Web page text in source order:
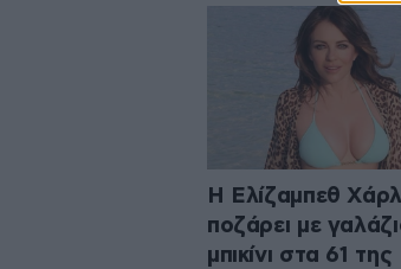
Η Ελίζαμπεθ
ποζάρει με
μπικίνι στα 61 της